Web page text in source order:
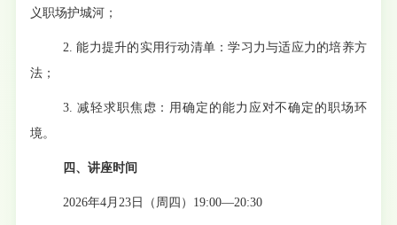
义职场护城河；
2. 能力提升的实用行动清单：学习力与适应力的培养方
法；
3. 减轻求职焦虑：用确定的能力应对不确定的职场环
境。
四、讲座时间
2026年4月23日（周四）19:00—20:30